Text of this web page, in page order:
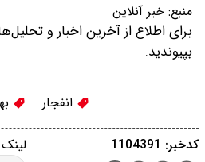
منبع: خبر آنلاین
برای اطلاع از آخرین اخبار و
بپیوندید.
انفجار
کدخبر: 1104391